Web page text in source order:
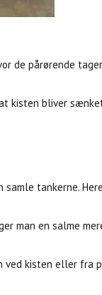
de pårørende
kisten bliver
tankerne.
man en salme
kisten eller fra